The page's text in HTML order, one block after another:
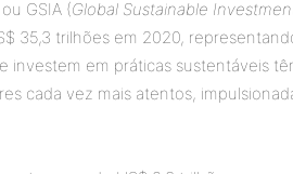
GSIA (Global Sustainable
35,3 trilhões em 2020,
investem em práticas sustentáveis
cada vez mais atentos,